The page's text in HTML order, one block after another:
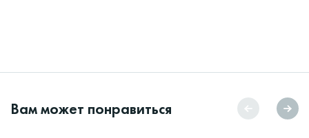
Вам может понравиться